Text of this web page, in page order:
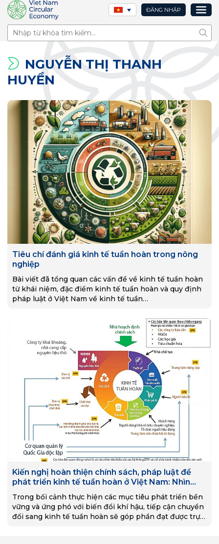
ĐĂNG NHẬP
Tìm
NGUYỄN THỊ THANH
HUYỀN
Tiêu chí đánh giá kinh tế tuần hoàn trong nông
nghiệp
Bài viết đã tổng quan các vấn đề về kinh tế tuần hoàn
từ khái niệm, đặc điểm kinh tế tuần hoàn và quy định
pháp luật ở Việt Nam về kinh tế tuần…
Kiến nghị hoàn thiện chính sách, pháp luật để
phát triển kinh tế tuần hoàn ở Việt Nam: Nhìn
nhận từ những biểu hiện, rào cản trên thực tiễn
Trong bối cảnh thực hiện các mục tiêu phát triển bền
vững và ứng phó với biến đổi khí hậu, tiếp cận chuyển
đổi sang kinh tế tuần hoàn sẽ góp phần đạt được trực